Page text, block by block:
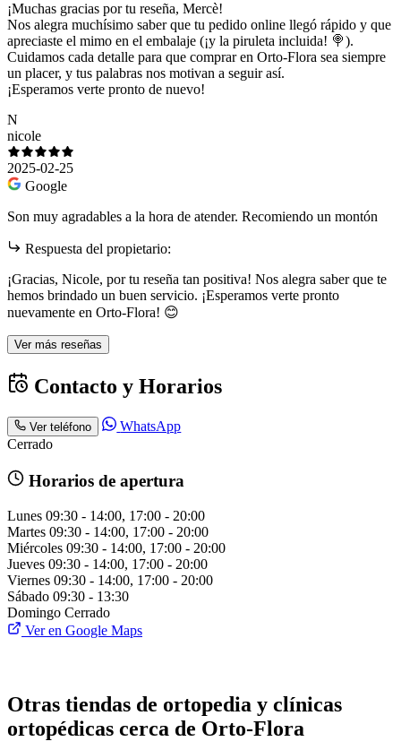
¡Muchas gracias por tu reseña, Mercè!
Nos alegra muchísimo saber que tu pedido online llegó rápido y que
apreciaste el mimo en el embalaje (¡y la piruleta incluida! 🍭).
Cuidamos cada detalle para que comprar en Orto-Flora sea siempre
un placer, y tus palabras nos motivan a seguir así.
¡Esperamos verte pronto de nuevo!
N
nicole
2025-02-25
Google
Son muy agradables a la hora de atender. Recomiendo un montón
Respuesta del propietario:
¡Gracias, Nicole, por tu reseña tan positiva! Nos alegra saber que te
hemos brindado un buen servicio. ¡Esperamos verte pronto
nuevamente en Orto-Flora! 😊
Ver más reseñas
Contacto y Horarios
Ver teléfono
WhatsApp
Cerrado
Horarios de apertura
Lunes 09:30 - 14:00, 17:00 - 20:00
Martes 09:30 - 14:00, 17:00 - 20:00
Miércoles 09:30 - 14:00, 17:00 - 20:00
Jueves 09:30 - 14:00, 17:00 - 20:00
Viernes 09:30 - 14:00, 17:00 - 20:00
Sábado 09:30 - 13:30
Domingo Cerrado
Ver en Google Maps
Otras tiendas de ortopedia y clínicas
ortopédicas cerca de Orto-Flora